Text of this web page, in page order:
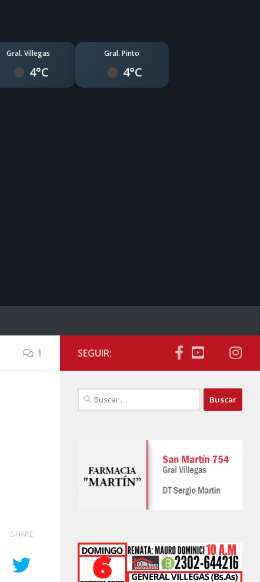
Gral. Villegas
4°C
Gral. Pinto
4°C
1
SHARE
SEGUIR:
Buscar: